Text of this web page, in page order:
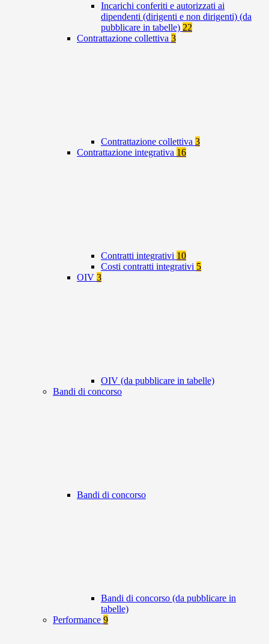
Incarichi conferiti e autorizzati ai
dipendenti (dirigenti e non dirigenti) (da
pubblicare in tabelle) 22
Contrattazione collettiva 3
Contrattazione collettiva 3
Contrattazione integrativa 16
Contratti integrativi 10
Costi contratti integrativi 5
OIV 3
OIV (da pubblicare in tabelle)
Bandi di concorso
Bandi di concorso
Bandi di concorso (da pubblicare in
tabelle)
Performance 9